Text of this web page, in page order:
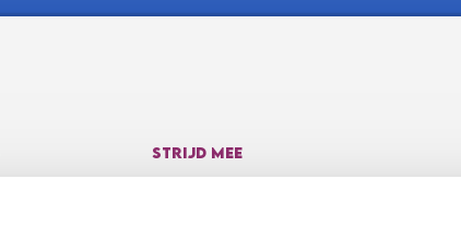
STRIJD MEE